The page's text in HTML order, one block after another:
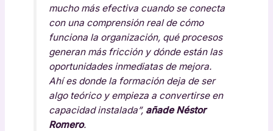
mucho más efectiva cuando se conecta
con una comprensión real de cómo
funciona la organización, qué procesos
generan más fricción y dónde están las
oportunidades inmediatas de mejora.
Ahí es donde la formación deja de ser
algo teórico y empieza a convertirse en
capacidad instalada”, añade Néstor
Romero.